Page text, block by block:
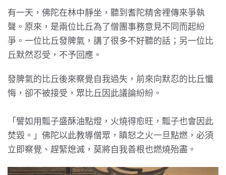
有一天，佛陀在林中靜坐，聽到耆陀精舍裡傳來爭執
聲。原來，是兩位比丘為了僧團事務意見不同而起紛
爭。一位比丘發脾氣，講了很多不好聽的話；另一位比
丘默然忍受，不予回應。
發脾氣的比丘後來察覺自我過失，前來向默忍的比丘懺
悔，卻不被接受，眾比丘因此議論紛紛。
「譬如用瓢子盛酥油點燈，火燒得愈旺，瓢子也會因此
焚毀。」佛陀以此教導僧眾，瞋怒之火一旦點燃，必須
立即察覺、趕緊熄滅，莫將自我善根也燃燒殆盡。